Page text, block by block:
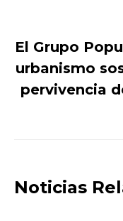
El Grupo
urbanismo
pervivencia
Noticias